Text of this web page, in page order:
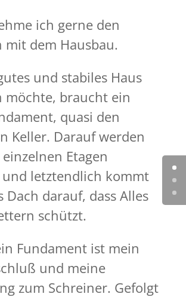
ich gerne den
mit dem Hausbau.
und stabiles Haus
möchte, braucht ein
quasi den
Keller. Darauf werden
Etagen
letztendlich kommt
Dach darauf, dass Alles
schützt.
Fundament ist mein
und meine
zum Schreiner. Gefolgt